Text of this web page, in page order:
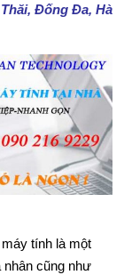
Đống Đa, Hà
tính là một
nhân cũng như